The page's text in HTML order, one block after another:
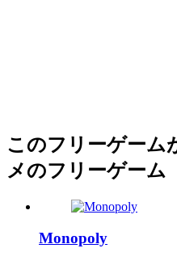
このフリーゲーム
メのフリーゲーム
Monopoly